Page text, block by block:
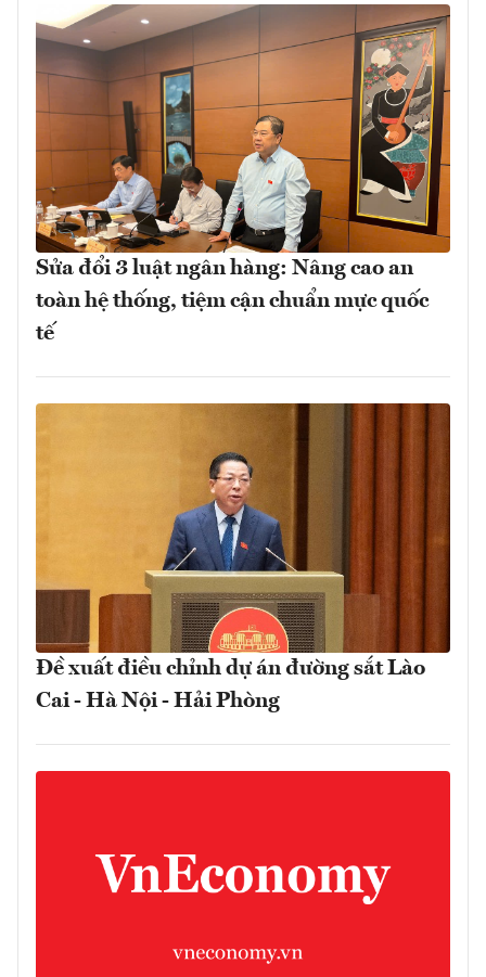
Sửa đổi 3 luật ngân hàng: Nâng cao an
toàn hệ thống, tiệm cận chuẩn mực quốc
tế
Đề xuất điều chỉnh dự án đường sắt Lào
Cai - Hà Nội - Hải Phòng